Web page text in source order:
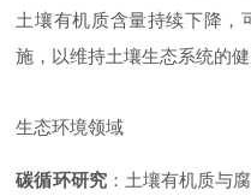
土壤有机质含量持续下降，
施，以维持土壤生态系统的健
生态环境领域
碳循环研究：土壤有机质与